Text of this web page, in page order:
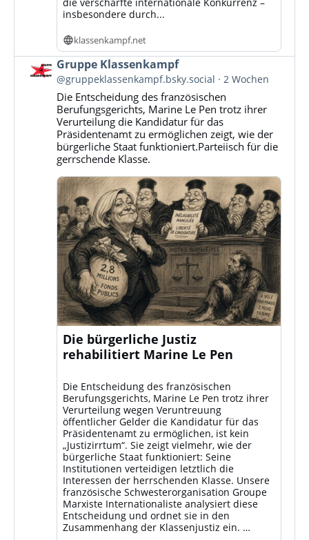
insbesondere durch...
klassenkampf.net
Beitrag
von
Gruppe
Klassenkampf
Bluesky
ansehen
Gruppe Klassenkampf
@gruppeklassenkampf.bsky.social 2 Wochen
Die Entscheidung des französischen
Berufungsgerichts, Marine Le Pen trotz ihrer
Verurteilung die Kandidatur für das
Präsidentenamt zu ermöglichen zeigt, wie der
bürgerliche Staat funktioniert.Parteiisch für die
gerrschende Klasse.
Die bürgerliche Justiz
rehabilitiert Marine Le Pen
Die Entscheidung des französischen
Berufungsgerichts, Marine Le Pen trotz ihrer
Verurteilung wegen Veruntreuung
öffentlicher Gelder die Kandidatur für das
Präsidentenamt zu ermöglichen, ist kein
„Justizirrtum“. Sie zeigt vielmehr, wie der
bürgerliche Staat funktioniert: Seine
Institutionen verteidigen letztlich die
Interessen der herrschenden Klasse. Unsere
französische Schwesterorganisation Groupe
Marxiste Internationaliste analysiert diese
Entscheidung und ordnet sie in den
Zusammenhang der Klassenjustiz ein. …